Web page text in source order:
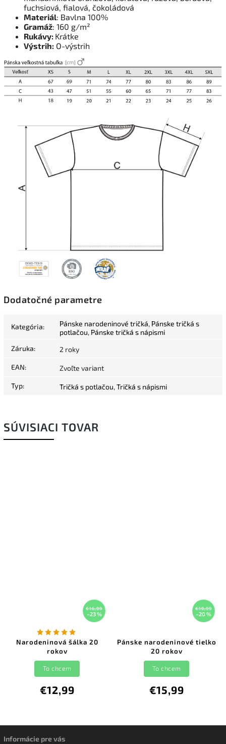
fuchsiová, fialová, čokoládová
Materiál: Bavlna 100%
Gramáž: 160 g/m²
Rukávy: Krátke
Výstrih: O-výstrih
Dodatočné parametre
Kategória: Pánske narodeninové tričká, Pánske tričká s
potlačou, Pánske tričká s nápismi
Záruka: 2 roky
EAN: Zvoľte variant
Typ: Tričká s potlačou, Tričká s nápismi
SÚVISIACI TOVAR
€16,99
–23 %
Narodeninová šálka 20
rokov
€12,99
To chcem
€19,99
–20 %
Pánske narodeninové tielko
20 rokov
€15,99
To chcem
Informácie pre vás